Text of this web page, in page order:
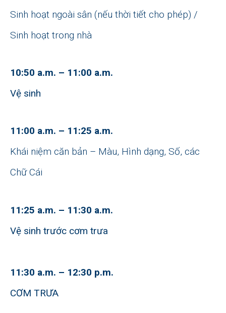
Sinh hoạt ngoài sân (nếu thời tiết cho phép) /
Sinh hoạt trong nhà
10:50 a.m. – 11:00 a.m.
Vệ sinh
11:00 a.m. – 11:25 a.m.
Khái niệm căn bản – Màu, Hình dạng, Số, các
Chữ Cái
11:25 a.m. – 11:30 a.m.
Vệ sinh trước cơm trưa
11:30 a.m. – 12:30 p.m.
CƠM TRƯA